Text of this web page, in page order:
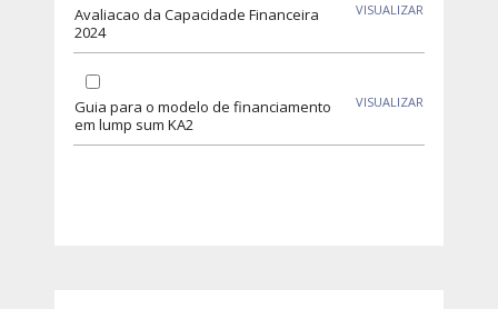
Avaliacao da Capacidade Financeira
2024
VISUALIZAR
Guia para o modelo de financiamento
em lump sum KA2
VISUALIZAR